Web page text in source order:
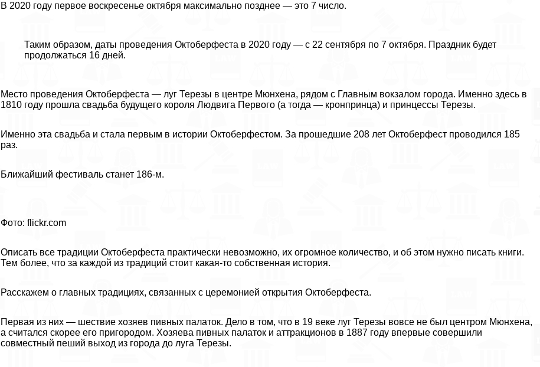
В 2020 году первое воскресенье октября максимально позднее — это 7 число.
Таким образом, даты проведения Октоберфеста в 2020 году — с 22 сентября по 7 октября. Праздник будет
продолжаться 16 дней.
Место проведения Октоберфеста — луг Терезы в центре Мюнхена, рядом с Главным вокзалом города. Именно здесь в
1810 году прошла свадьба будущего короля Людвига Первого (а тогда — кронпринца) и принцессы Терезы.
Именно эта свадьба и стала первым в истории Октоберфестом. За прошедшие 208 лет Октоберфест проводился 185
раз.
Ближайший фестиваль станет 186-м.
Фото: flickr.com
Описать все традиции Октоберфеста пpaктически невозможно, их огромное количество, и об этом нужно писать книги.
Тем более, что за каждой из традиций стоит какая-то собственная история.
Расскажем о главных традициях, связанных с церемонией открытия Октоберфеста.
Первая из них — шествие хозяев пивных палаток. Дело в том, что в 19 веке луг Терезы вовсе не был центром Мюнхена,
а считался скорее его пригородом. Хозяева пивных палаток и аттpaкционов в 1887 году впервые совершили
совместный пеший выход из города до луга Терезы.